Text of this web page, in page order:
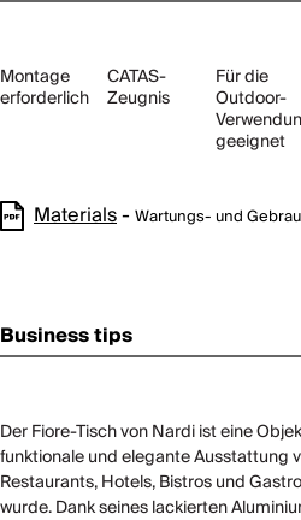
Montage
erforderlich
CATAS-
Zeugnis
Für die
Outdoor-
geeignet
Materials- Wartungs- und
Business tips
Der Fiore-Tisch von Nardi ist eine
funktionale und elegante Ausstattung
Restaurants, Hotels, Bistros und
wurde. Dank seines lackierten